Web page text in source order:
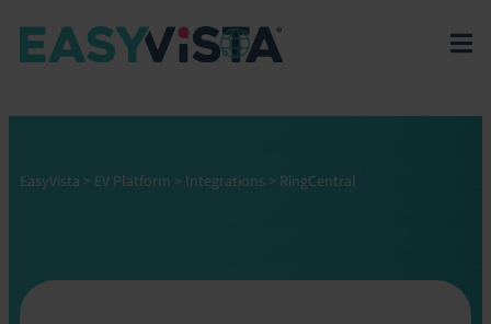
EasyVista > EV Platform > Integrations > RingCentral